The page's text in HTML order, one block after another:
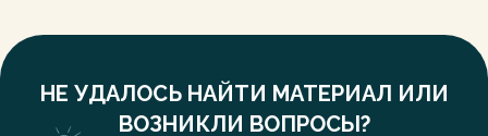
НЕ УДАЛОСЬ НАЙТИ МАТЕРИАЛ ИЛИ
ВОЗНИКЛИ ВОПРОСЫ?